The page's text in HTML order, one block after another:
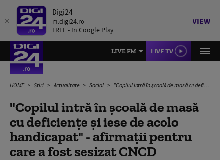
Digi24
m.digi24.ro
FREE - In Google Play
VIEW
LIVE FM LIVE TV
HOME Știri Actualitate Social "Copilul intră în şcoală de masă cu deficienţe şi iese de acolo handicapat" - afirmaţii pentru care a fost sesizat CNCD
"Copilul intră în şcoală de masă
cu deficienţe şi iese de acolo
handicapat" - afirmaţii pentru
care a fost sesizat CNCD